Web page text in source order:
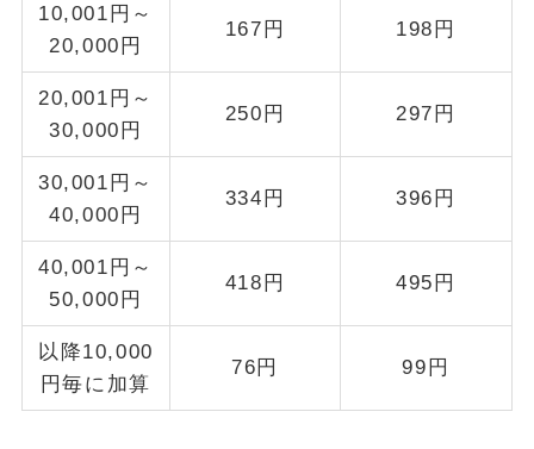
10,001円～
20,000円
167円 198円
20,001円～
30,000円
250円 297円
30,001円～
40,000円
334円 396円
40,001円～
50,000円
418円 495円
以降10,000
円毎に加算
76円 99円